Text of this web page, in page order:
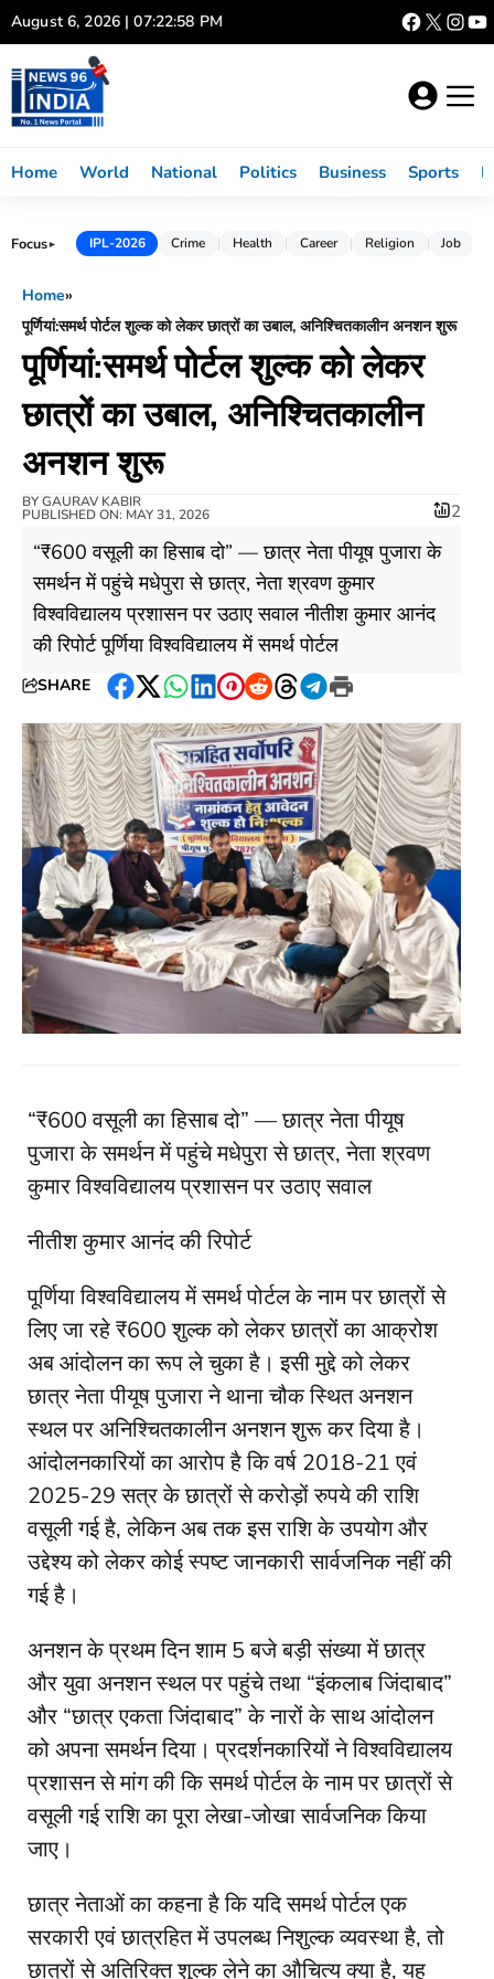
Skip
to
content
August 6, 2026 | 07:22:59 PM
Home World National Politics Business Sports
Focus► IPL-2026 Crime Health Career Religion Job
Home»
पूर्णियां:समर्थ पोर्टल शुल्क को लेकर छात्रों का उबाल, अनिश्चितकालीन अनशन शुरू
पूर्णियां:समर्थ पोर्टल शुल्क को लेकर
छात्रों का उबाल, अनिश्चितकालीन
अनशन शुरू
BYGAURAV KABIR
PUBLISHED ON: MAY 31, 2026 2
“₹600 वसूली का हिसाब दो” — छात्र नेता पीयूष पुजारा के
समर्थन में पहुंचे मधेपुरा से छात्र, नेता श्रवण कुमार
विश्वविद्यालय प्रशासन पर उठाए सवाल नीतीश कुमार आनंद
की रिपोर्ट पूर्णिया विश्वविद्यालय में समर्थ पोर्टल
SHARE
Facebook
Twitter
WhatsApp
LinkedIn
Pinterest
RedditThreads
Telegram
Print
“₹600 वसूली का हिसाब दो” — छात्र नेता पीयूष
पुजारा के समर्थन में पहुंचे मधेपुरा से छात्र, नेता श्रवण
कुमार विश्वविद्यालय प्रशासन पर उठाए सवाल
नीतीश कुमार आनंद की रिपोर्ट
पूर्णिया विश्वविद्यालय में समर्थ पोर्टल के नाम पर छात्रों से
लिए जा रहे ₹600 शुल्क को लेकर छात्रों का आक्रोश
अब आंदोलन का रूप ले चुका है। इसी मुद्दे को लेकर
छात्र नेता पीयूष पुजारा ने थाना चौक स्थित अनशन
स्थल पर अनिश्चितकालीन अनशन शुरू कर दिया है।
आंदोलनकारियों का आरोप है कि वर्ष 2018-21 एवं
2025-29 सत्र के छात्रों से करोड़ों रुपये की राशि
वसूली गई है, लेकिन अब तक इस राशि के उपयोग और
उद्देश्य को लेकर कोई स्पष्ट जानकारी सार्वजनिक नहीं की
गई है।
अनशन के प्रथम दिन शाम 5 बजे बड़ी संख्या में छात्र
और युवा अनशन स्थल पर पहुंचे तथा “इंकलाब जिंदाबाद”
और “छात्र एकता जिंदाबाद” के नारों के साथ आंदोलन
को अपना समर्थन दिया। प्रदर्शनकारियों ने विश्वविद्यालय
प्रशासन से मांग की कि समर्थ पोर्टल के नाम पर छात्रों से
वसूली गई राशि का पूरा लेखा-जोखा सार्वजनिक किया
जाए।
छात्र नेताओं का कहना है कि यदि समर्थ पोर्टल एक
सरकारी एवं छात्रहित में उपलब्ध निशुल्क व्यवस्था है, तो
छात्रों से अतिरिक्त शुल्क लेने का औचित्य क्या है, यह